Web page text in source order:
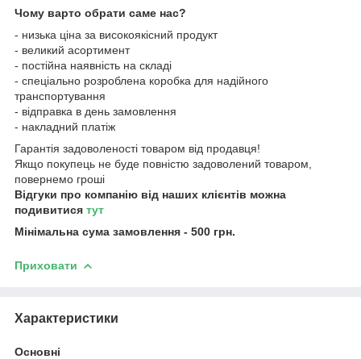
Чому варто обрати саме нас?
- низька ціна за високоякісний продукт
- великий асортимент
- постійна наявність на складі
- спеціально розроблена коробка для надійного
транспортування
- відправка в день замовлення
- накладний платіж
Гарантія задоволеності товаром від продавця!
Якщо покупець не буде повністю задоволений товаром,
повернемо гроші
Відгуки про компанію від наших клієнтів можна
подивитися тут
Мінімальна сума замовлення - 500 грн.
Приховати
Характеристики
Основні